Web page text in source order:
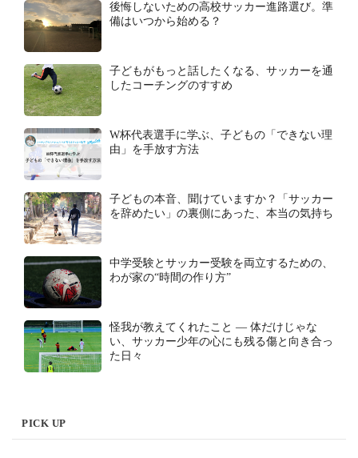
後悔しないための高校サッカー進路選び。準
備はいつから始める？
子どもがもっと話したくなる、サッカーを通
したコーチングのすすめ
W杯代表選手に学ぶ、子どもの「できない理
由」を手放す方法
子どもの本音、聞けていますか？「サッカー
を辞めたい」の裏側にあった、本当の気持ち
中学受験とサッカー受験を両立するための、
わが家の“時間の作り方”
怪我が教えてくれたこと ― 体だけじゃな
い、サッカー少年の心にも残る傷と向き合っ
た日々
PICK UP